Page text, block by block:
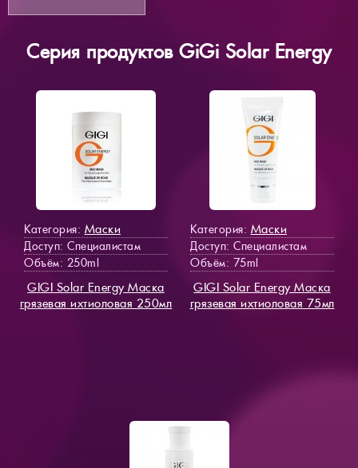
Серия продуктов GiGi Solar Energy
Категория: Маски
Доступ: Специалистам
Объём: 250ml
GIGI Solar Energy Маска
грязевая ихтиоловая 250мл
Категория: Маски
Доступ: Специалистам
Объём: 75ml
GIGI Solar Energy Маска
грязевая ихтиоловая 75мл